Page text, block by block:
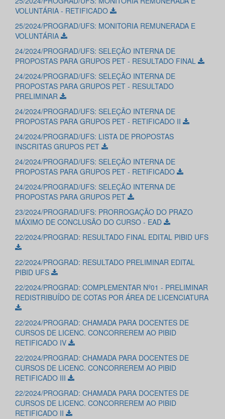
VOLUNTÁRIA - RETIFICADO
25/2024/PROGRAD/UFS: MONITORIA REMUNERADA E
VOLUNTÁRIA
24/2024/PROGRAD/UFS: SELEÇÃO INTERNA DE
PROPOSTAS PARA GRUPOS PET - RESULTADO FINAL
24/2024/PROGRAD/UFS: SELEÇÃO INTERNA DE
PROPOSTAS PARA GRUPOS PET - RESULTADO
PRELIMINAR
24/2024/PROGRAD/UFS: SELEÇÃO INTERNA DE
PROPOSTAS PARA GRUPOS PET - RETIFICADO II
24/2024/PROGRAD/UFS: LISTA DE PROPOSTAS
INSCRITAS GRUPOS PET
24/2024/PROGRAD/UFS: SELEÇÃO INTERNA DE
PROPOSTAS PARA GRUPOS PET - RETIFICADO
24/2024/PROGRAD/UFS: SELEÇÃO INTERNA DE
PROPOSTAS PARA GRUPOS PET
23/2024/PROGRAD/UFS: PRORROGAÇÃO DO PRAZO
MÁXIMO DE CONCLUSÃO DO CURSO - EAD
22/2024/PROGRAD: RESULTADO FINAL EDITAL PIBID UFS
22/2024/PROGRAD: RESULTADO PRELIMINAR EDITAL
PIBID UFS
22/2024/PROGRAD: COMPLEMENTAR Nº01 - PRELIMINAR
REDISTRIBUÍDO DE COTAS POR ÁREA DE LICENCIATURA
22/2024/PROGRAD: CHAMADA PARA DOCENTES DE
CURSOS DE LICENC. CONCORREREM AO PIBID
RETIFICADO IV
22/2024/PROGRAD: CHAMADA PARA DOCENTES DE
CURSOS DE LICENC. CONCORREREM AO PIBID
RETIFICADO III
22/2024/PROGRAD: CHAMADA PARA DOCENTES DE
CURSOS DE LICENC. CONCORREREM AO PIBID
RETIFICADO II